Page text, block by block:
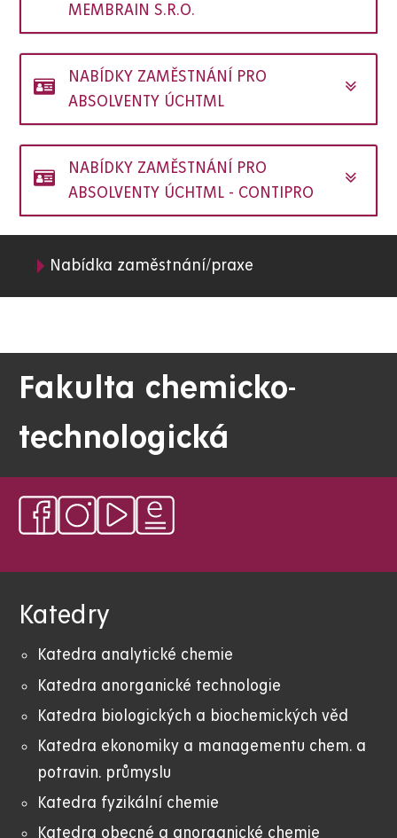
MEMBRAIN S.R.O.
NABÍDKY ZAMĚSTNÁNÍ PRO
ABSOLVENTY ÚCHTML
NABÍDKY ZAMĚSTNÁNÍ PRO
ABSOLVENTY ÚCHTML - CONTIPRO
05.
Nabídka zaměstnání/praxe
Fakulta chemicko-
technologická
Katedry
Katedra analytické chemie
Katedra anorganické technologie
Katedra biologických a biochemických věd
Katedra ekonomiky a managementu chem. a
potravin. průmyslu
Katedra fyzikální chemie
Katedra obecné a anorganické chemie